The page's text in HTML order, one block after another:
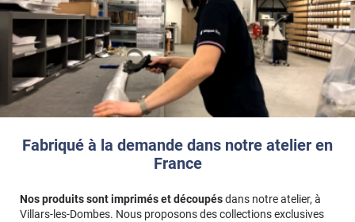
Fabriqué à la demande dans notre atelier en
France
Nos produits sont imprimés et découpésdans notre atelier, à
Villars-les-Dombes. Nous proposons des collections exclusives